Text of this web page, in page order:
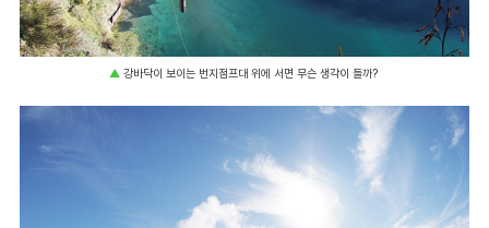
▲ 강바닥이 보이는 번지점프대 위에 서면 무슨 생각이 들까?